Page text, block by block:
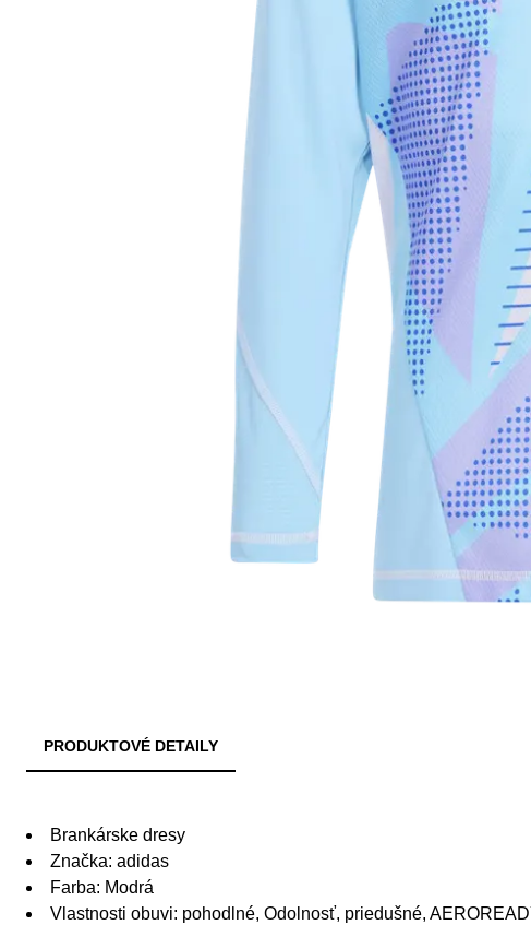
PRODUKTOVÉ DETAILY
Brankárske dresy
Značka: adidas
Farba: Modrá
Vlastnosti obuvi: pohodlné, Odolnosť, priedušné,